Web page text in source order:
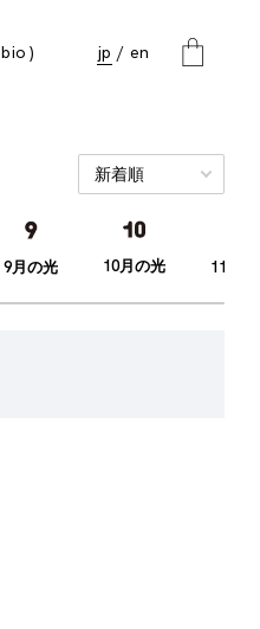
bio jp en
9月の光 10月の光 11月